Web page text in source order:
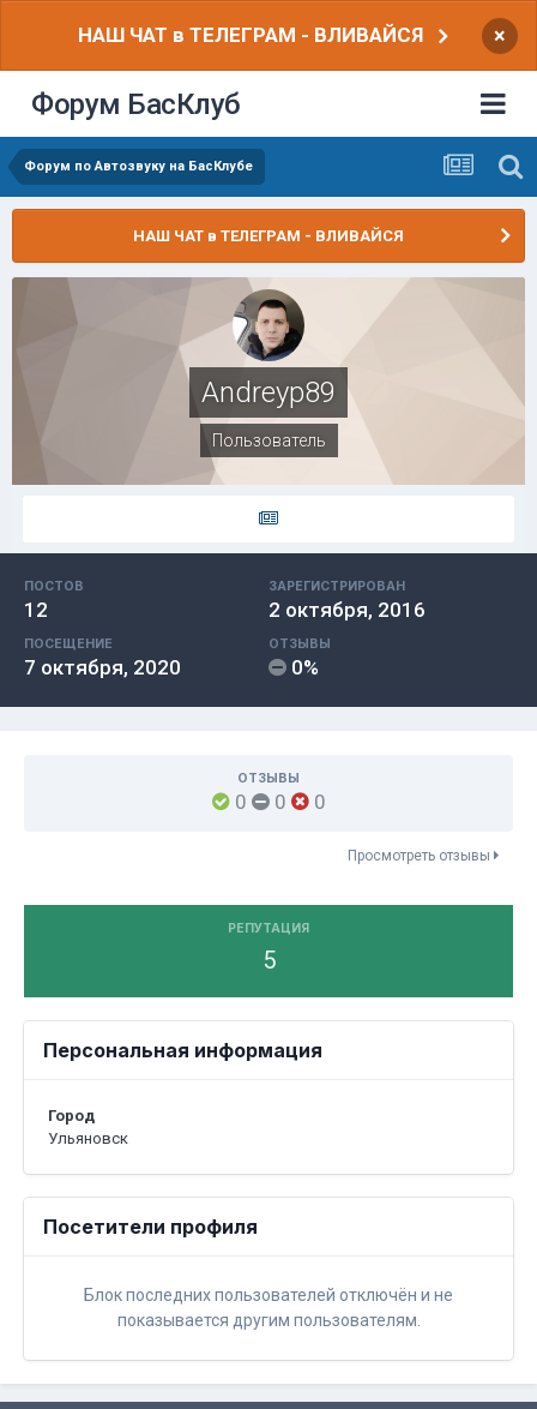
НАШ ЧАТ в ТЕЛЕГРАМ - ВЛИВАЙСЯ ×
Форум БасКлуб
Форум по Автозвуку на БасКлубе
НАШ ЧАТ в ТЕЛЕГРАМ - ВЛИВАЙСЯ
Andreyp89
Пользователь
ПОСТОВ
12
ЗАРЕГИСТРИРОВАН
2 октября, 2016
ПОСЕЩЕНИЕ
7 октября, 2020
ОТЗЫВЫ
0%
ОТЗЫВЫ
0 0 0
Просмотреть отзывы
РЕПУТАЦИЯ
5
Персональная информация
Город
Ульяновск
Посетители профиля
Блок последних пользователей отключён и не
показывается другим пользователям.